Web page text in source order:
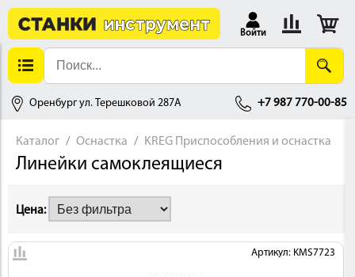
Войти
Оренбург ул. Терешковой 287А +7 987 770-00-85
Каталог Оснастка KREG Приспособления и оснастка
Линейки самоклеящиеся
Цена:
Артикул: KMS7723